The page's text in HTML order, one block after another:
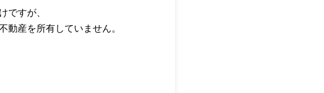
ですが、
動産を所有していません。